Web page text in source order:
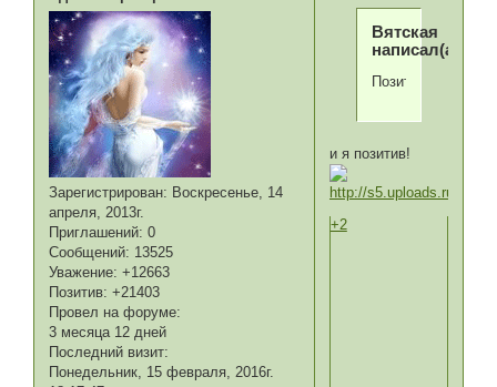
Зарегистрирован: Воскресенье, 14
апреля, 2013г.
Приглашений: 0
Сообщений: 13525
Уважение: +12663
Позитив: +21403
Провел на форуме:
3 месяца 12 дней
Последний визит:
Понедельник, 15 февраля, 2016г.
Вятская
написал(а):
и я позитив!
+2